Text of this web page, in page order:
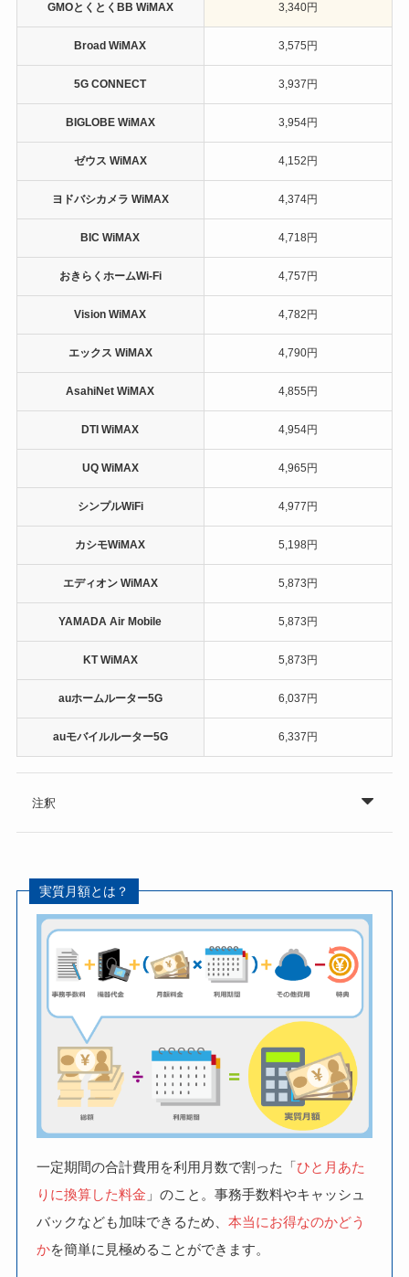
GMOとくとくBB WiMAX 3,340円
Broad WiMAX 3,575円
5G CONNECT 3,937円
BIGLOBE WiMAX 3,954円
ゼウス WiMAX 4,152円
ヨドバシカメラ WiMAX 4,374円
BIC WiMAX 4,718円
おきらくホームWi-Fi 4,757円
Vision WiMAX 4,782円
エックス WiMAX 4,790円
AsahiNet WiMAX 4,855円
DTI WiMAX 4,954円
UQ WiMAX 4,965円
シンプルWiFi 4,977円
カシモWiMAX 5,198円
エディオン WiMAX 5,873円
YAMADA Air Mobile 5,873円
KT WiMAX 5,873円
auホームルーター5G 6,037円
auモバイルルーター5G 6,337円
注釈
実質月額とは？
一定期間の合計費用を利用月数で割った「ひと月あた
りに換算した料金 」のこと。事務手数料やキャッシュ
バックなども加味できるため、本当にお得なのかどう
かを簡単に見極めることができます。